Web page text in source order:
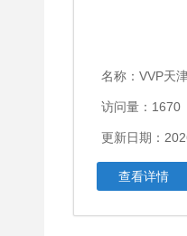
名称： VVP天津小猫
访问量：1670
更新日期：
查看详情